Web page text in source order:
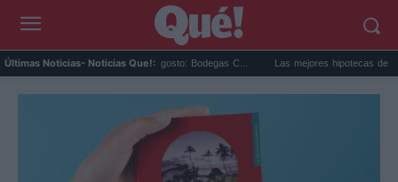
Últimas Noticias- Noticias Que!:
en Cariñena del 12 agosto: Bodegas C... Las mejores hipotecas de agosto: el